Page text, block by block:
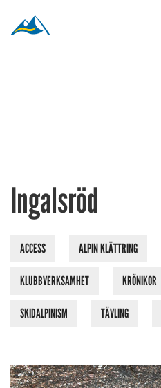
Ingalsröd
ACCESS ALPIN KLÄTTRING
KLUBBVERKSAMHET KRÖNIKOR
SKIDALPINISM TÄVLING